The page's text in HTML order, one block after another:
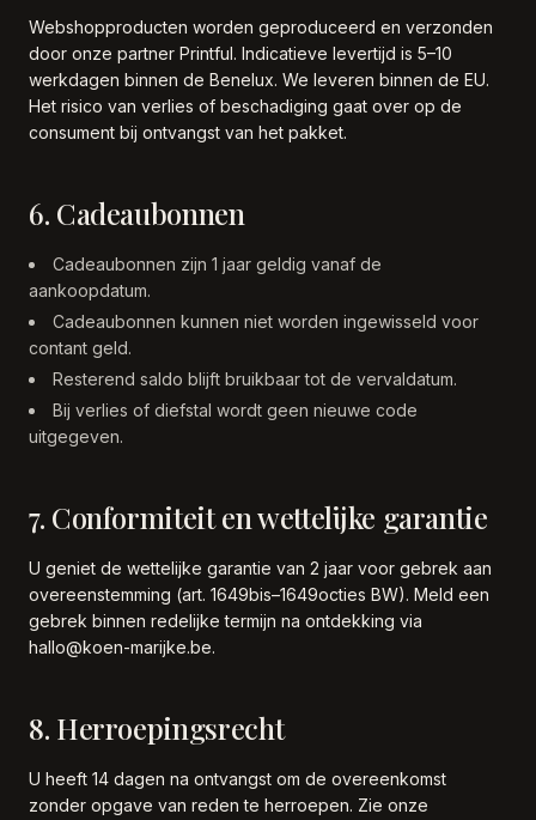
Webshopproducten worden geproduceerd en verzonden
door onze partner Printful. Indicatieve levertijd is 5–10
werkdagen binnen de Benelux. We leveren binnen de EU.
Het risico van verlies of beschadiging gaat over op de
consument bij ontvangst van het pakket.
6. Cadeaubonnen
Cadeaubonnen zijn 1 jaar geldig vanaf de
aankoopdatum.
Cadeaubonnen kunnen niet worden ingewisseld voor
contant geld.
Resterend saldo blijft bruikbaar tot de vervaldatum.
Bij verlies of diefstal wordt geen nieuwe code
uitgegeven.
7. Conformiteit en wettelijke garantie
U geniet de wettelijke garantie van 2 jaar voor gebrek aan
overeenstemming (art. 1649bis–1649octies BW). Meld een
gebrek binnen redelijke termijn na ontdekking via
hallo@koen-marijke.be.
8. Herroepingsrecht
U heeft 14 dagen na ontvangst om de overeenkomst
zonder opgave van reden te herroepen. Zie onze